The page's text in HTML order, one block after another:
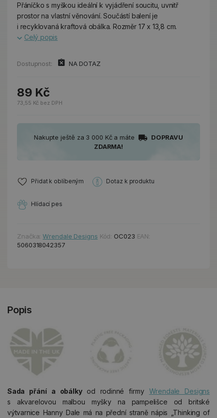
Přáníčko s myškou ideální k vyjádření soucitu, uvnitř
prostor na vlastní věnování. Součástí balení je
i recyklovaná kraftová obálka. Rozměr 17 x 13,8 cm.
Celý popis
Dostupnost: NA DOTAZ
89 Kč
73,55 Kč bez DPH
Nakupte ještě za 3 000 Kč a máte
DOPRAVU
ZDARMA!
Přidat k oblíbeným Dotaz k produktu
Hlídací pes
Značka:Wrendale Designs Kód: OC023 EAN:
5060318042357
Popis
Sada přání a obálky od rodinné firmy Wrendale Designs
s akvarelovou malbou myšky na pampelišce od britské
výtvarnice Hanny Dale má na přední straně nápis „Thinking of